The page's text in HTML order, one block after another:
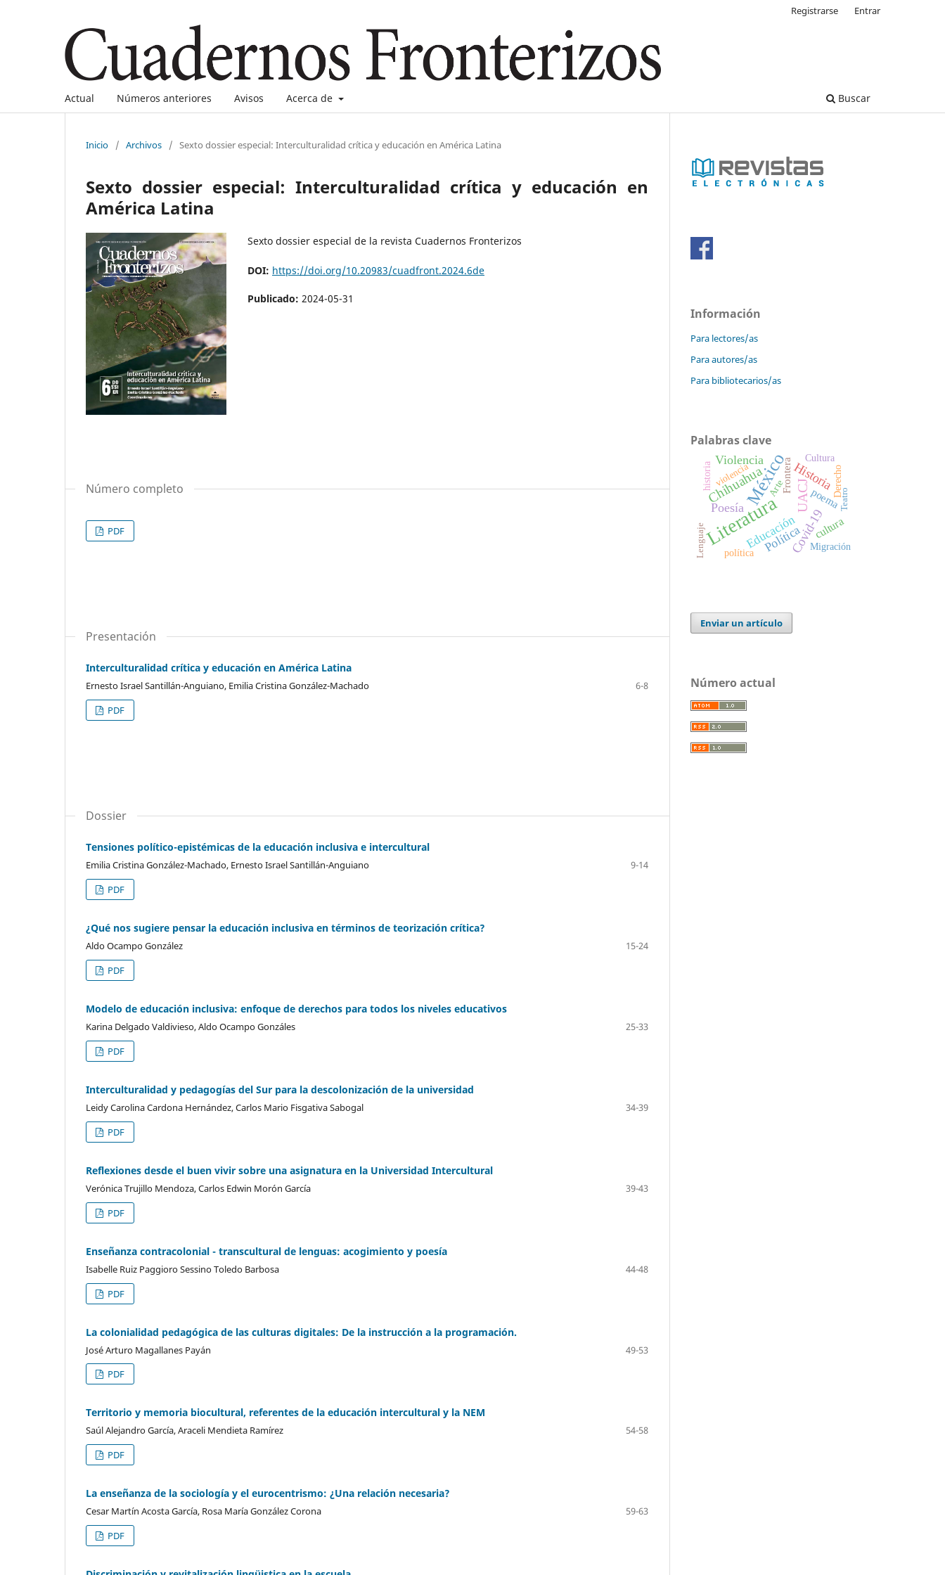
Actual Números anteriores Avisos Acerca de Buscar
Registrarse Entrar
Inicio / Archivos / Sexto dossier especial: Interculturalidad crítica y educación en América Latina
Sexto dossier especial: Interculturalidad crítica y educación en
América Latina
Sexto dossier especial de la revista Cuadernos Fronterizos
DOI: https://doi.org/10.20983/cuadfront.2024.6de
Publicado: 2024-05-31
Número completo
PDF
Presentación
Interculturalidad crítica y educación en América Latina
Ernesto Israel Santillán-Anguiano, Emilia Cristina González-Machado
6-8
PDF
Dossier
Tensiones político-epistémicas de la educación inclusiva e intercultural
Emilia Cristina González-Machado, Ernesto Israel Santillán-Anguiano
9-14
PDF
¿Qué nos sugiere pensar la educación inclusiva en términos de teorización crítica?
Aldo Ocampo González
15-24
PDF
Modelo de educación inclusiva: enfoque de derechos para todos los niveles educativos
Karina Delgado Valdivieso, Aldo Ocampo Gonzáles
25-33
PDF
Interculturalidad y pedagogías del Sur para la descolonización de la universidad
Leidy Carolina Cardona Hernández, Carlos Mario Fisgativa Sabogal
34-39
PDF
Reflexiones desde el buen vivir sobre una asignatura en la Universidad Intercultural
Verónica Trujillo Mendoza, Carlos Edwin Morón García
39-43
PDF
Enseñanza contracolonial - transcultural de lenguas: acogimiento y poesía
Isabelle Ruiz Paggioro Sessino Toledo Barbosa
44-48
PDF
La colonialidad pedagógica de las culturas digitales: De la instrucción a la programación.
José Arturo Magallanes Payán
49-53
PDF
Territorio y memoria biocultural, referentes de la educación intercultural y la NEM
Saúl Alejandro García, Araceli Mendieta Ramírez
54-58
PDF
La enseñanza de la sociología y el eurocentrismo: ¿Una relación necesaria?
Cesar Martín Acosta García, Rosa María González Corona
59-63
PDF
Información
Para lectores/as
Para autores/as
Para bibliotecarios/as
Palabras clave
Literatura
México UACJ
Chihuahua Historia
Covid-19
Poesía
Violencia
Educación
Política cultura
poema
Frontera
política
historia
Migración
Cultura
Arte Derecho
violencia
Teatro
Lenguaje
Enviar un artículo
Número actual